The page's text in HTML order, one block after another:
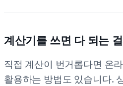
계산기를 쓰면 다 되는
직접 계산이 번거롭다면 온
활용하는 방법도 있습니다.